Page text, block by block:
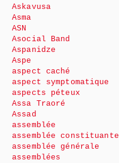
Askavusa
Asma
ASN
Asocial Band
Aspanidze
Aspe
aspect caché
aspect symptomatique
aspects péteux
Assa Traoré
Assad
assemblée
assemblée constituante
assemblée générale
assemblées